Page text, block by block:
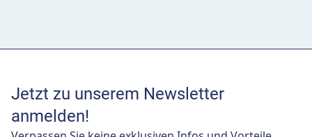
Jetzt zu unserem Newsletter
anmelden!